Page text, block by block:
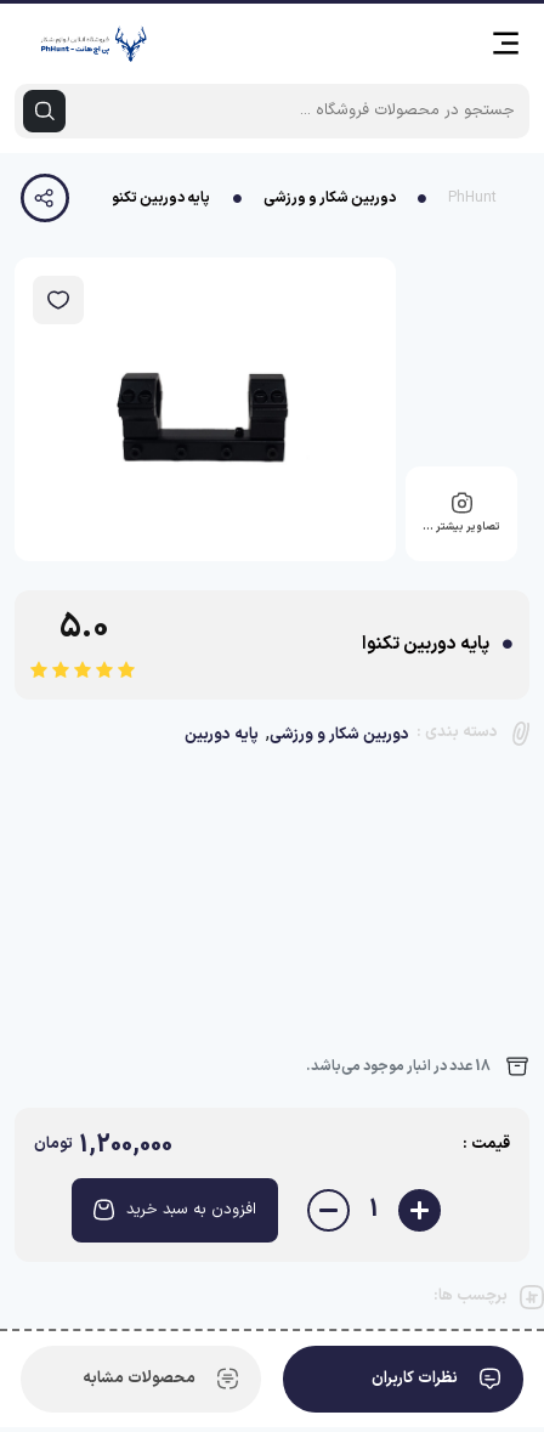
PhHunt دوربین شکار و ورزشی پایه دوربین تکنوا
تصاویر بیشتر …
پایه دوربین تکنوا 5.0
دسته بندی : دوربین شکار و ورزشی, پایه دوربین
18 عدد در انبار موجود می‌باشد.
قیمت : 1,200,000 تومان
1 افزودن به سبد خرید
برچسب ها:
نظرات کاربران محصولات مشابه